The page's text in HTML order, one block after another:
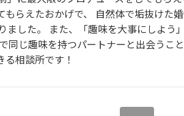
らえたおかげで、 自然体で垢抜けた
した。 また、「趣味を大事にしよう
同じ趣味を持つパートナーと出会うこ
相談所です！